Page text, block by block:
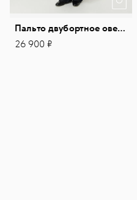
Пальто двубортное оверсайз
26 900 ₽